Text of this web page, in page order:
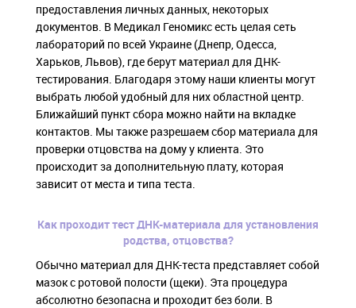
предоставления личных данных, некоторых
документов. В Медикал Геномикс есть целая сеть
лабораторий по всей Украине (Днепр, Одесса,
Харьков, Львов), где берут материал для ДНК-
тестирования. Благодаря этому наши клиенты могут
выбрать любой удобный для них областной центр.
Ближайший пункт сбора можно найти на вкладке
контактов. Мы также разрешаем сбор материала для
проверки отцовства на дому у клиента. Это
происходит за дополнительную плату, которая
зависит от места и типа теста.
Как проходит тест ДНК-материала для установления
родства, отцовства?
Обычно материал для ДНК-теста представляет собой
мазок с ротовой полости (щеки). Эта процедура
абсолютно безопасна и проходит без боли. В